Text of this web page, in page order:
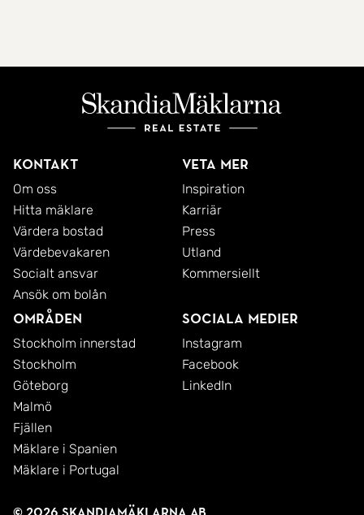
Kontakt
Om oss
Hitta mäklare
Värdera bostad
Värdebevakaren
Socialt ansvar
Ansök om bolån
Veta mer
Inspiration
Karriär
Press
Utland
Kommersiellt
Områden
Stockholm innerstad
Stockholm
Göteborg
Malmö
Fjällen
Mäklare i Spanien
Mäklare i Portugal
Sociala medier
Instagram
Facebook
LinkedIn